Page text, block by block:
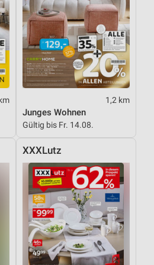
1,2 km
Junges Wohnen
Gültig bis Fr. 14.08.
XXXLutz
angeforderten